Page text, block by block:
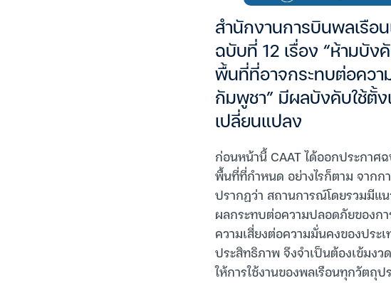
สำนักงานการบินพลเรือ
ฉบับที่ 12 เรื่อง “ห้ามบัง
พื้นที่ที่อาจกระทบต่อควา
กัมพูชา” มีผลบังคับใช้ตั้
เปลี่ยนแปลง
ก่อนหน้านี้ CAAT ได้ออกประกาศ
พื้นที่ที่กำหนด อย่างไรก็ตาม จาก
ปรากฏว่า สถานการณ์โดยรวมมีแ
ผลกระทบต่อความปลอดภัยของก
ความเสี่ยงต่อความมั่นคงของประ
ประสิทธิภาพ จึงจำเป็นต้องเข้มง
ให้การใช้งานของพลเรือนทุกวัตถุ